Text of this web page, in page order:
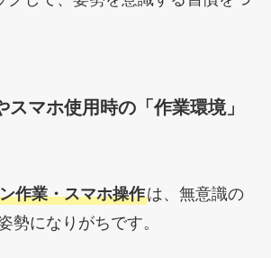
スマホ使用時の「作業環境」
作業・スマホ操作は、無意識の
勢になりがちです。